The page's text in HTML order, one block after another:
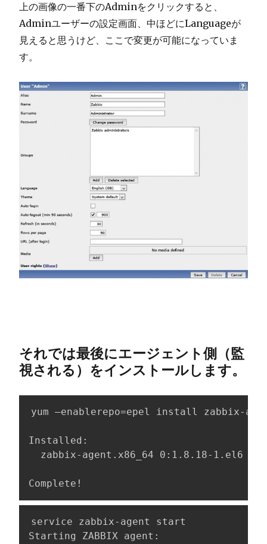
上の画像の一番下のAdminをクリックすると、
Adminユーザーの設定画面、中ほどにLanguageが
見えると思うけど、ここで変更が可能になっていま
す。
それでは最後にエージェント側（監
視される）をインストールします。
yum –enablerepo=epel install zabbix-
Installed:
zabbix-
Complete!
service zabbix-agent start
Starting ZABBIX agent: